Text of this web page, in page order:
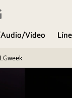
Video
LGweek